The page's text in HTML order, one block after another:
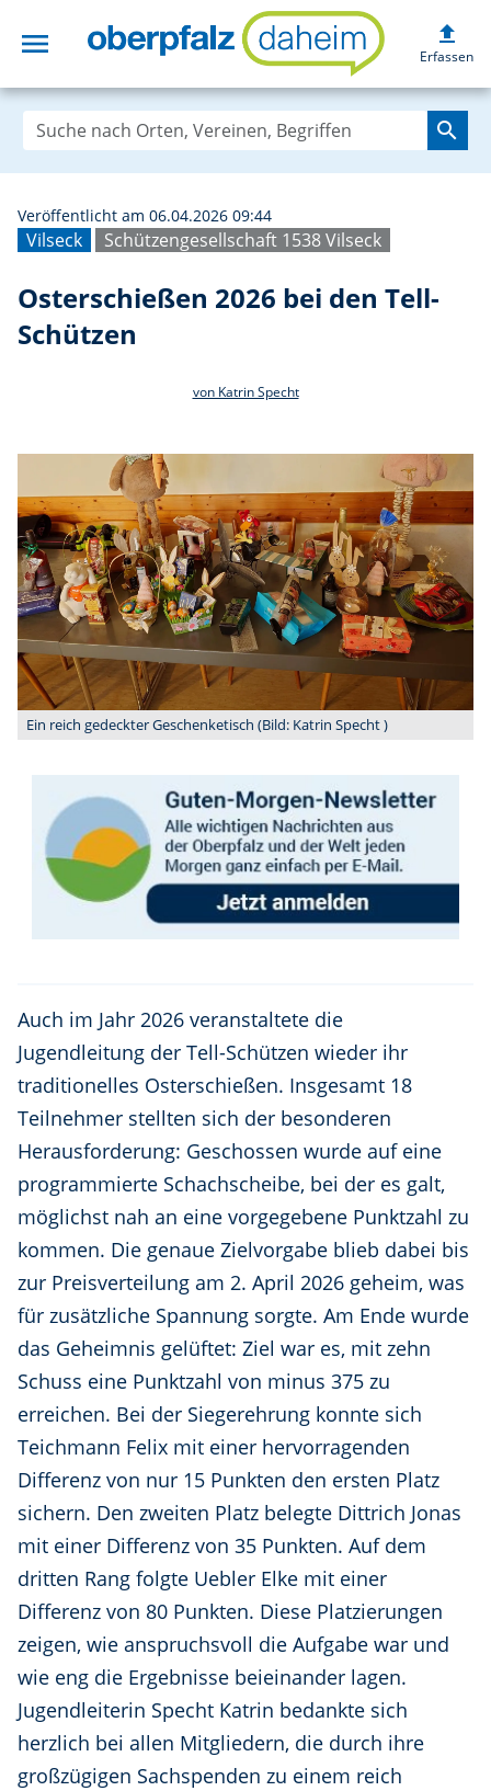
menu Osterschießen
upload
Erfassen
search
Vilseck Schützengesellschaft 1538 Vilseck
Veröffentlicht am 06.04.2026 09:44
Osterschießen 2026 bei den Tell-
Schützen
von Katrin Specht
Ein reich gedeckter Geschenketisch (Bild: Katrin Specht )
Auch im Jahr 2026 veranstaltete die
Jugendleitung der Tell-Schützen wieder ihr
traditionelles Osterschießen. Insgesamt 18
Teilnehmer stellten sich der besonderen
Herausforderung: Geschossen wurde auf eine
programmierte Schachscheibe, bei der es galt,
möglichst nah an eine vorgegebene Punktzahl zu
kommen. Die genaue Zielvorgabe blieb dabei bis
zur Preisverteilung am 2. April 2026 geheim, was
für zusätzliche Spannung sorgte. Am Ende wurde
das Geheimnis gelüftet: Ziel war es, mit zehn
Schuss eine Punktzahl von minus 375 zu
erreichen. Bei der Siegerehrung konnte sich
Teichmann Felix mit einer hervorragenden
Differenz von nur 15 Punkten den ersten Platz
sichern. Den zweiten Platz belegte Dittrich Jonas
mit einer Differenz von 35 Punkten. Auf dem
dritten Rang folgte Uebler Elke mit einer
Differenz von 80 Punkten. Diese Platzierungen
zeigen, wie anspruchsvoll die Aufgabe war und
wie eng die Ergebnisse beieinander lagen.
Jugendleiterin Specht Katrin bedankte sich
herzlich bei allen Mitgliedern, die durch ihre
großzügigen Sachspenden zu einem reich